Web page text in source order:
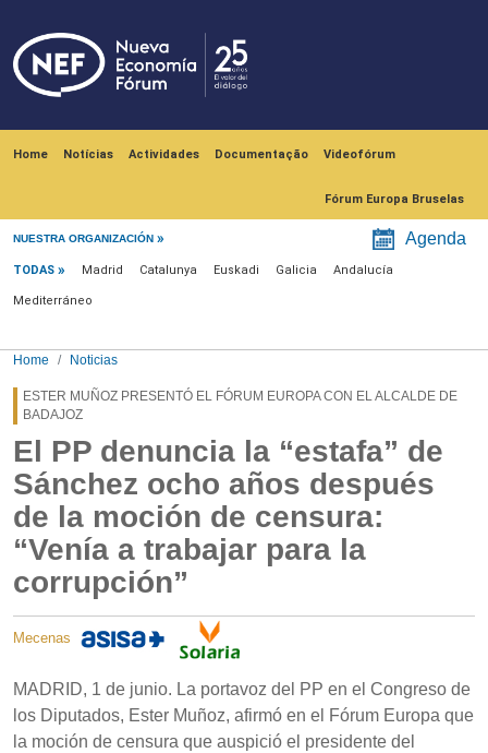
Home Notícias Actividades Documentação Videofórum
Fórum Europa Bruselas
NUESTRA ORGANIZACIÓN Agenda
Menú noticias
TODAS Madrid Catalunya Euskadi Galicia Andalucía
Mediterráneo
Home Noticias
ESTER MUÑOZ PRESENTÓ EL FÓRUM EUROPA CON EL ALCALDE DE
BADAJOZ
El PP denuncia la “estafa” de
Sánchez ocho años después
de la moción de censura:
“Venía a trabajar para la
corrupción”
Mecenas
MADRID, 1 de junio. La portavoz del PP en el Congreso de
los Diputados, Ester Muñoz, afirmó en el Fórum Europa que
la moción de censura que auspició el presidente del